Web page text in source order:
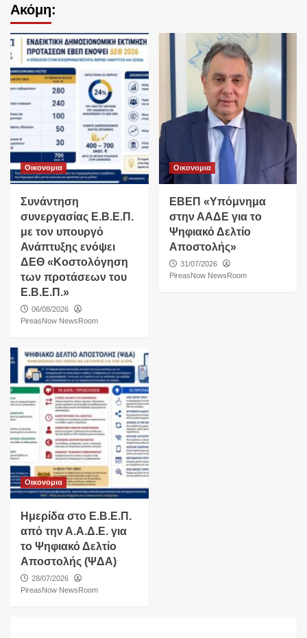
Ακόμη:
Οικονομια
Συνάντηση
συνεργασίας Ε.Β.Ε.Π.
με τον υπουργό
Ανάπτυξης ενόψει
ΔΕΘ «Κοστολόγηση
των προτάσεων του
Ε.Β.Ε.Π.»
06/08/2026
PireasNow NewsRoom
Οικονομια
ΕΒΕΠ «Υπόμνημα
στην ΑΑΔΕ για το
Ψηφιακό Δελτίο
Αποστολής»
31/07/2026
PireasNow NewsRoom
Οικονομια
Ημερίδα στο Ε.Β.Ε.Π.
από την Α.Α.Δ.Ε. για
το Ψηφιακό Δελτίο
Αποστολής (ΨΔΑ)
28/07/2026
PireasNow NewsRoom